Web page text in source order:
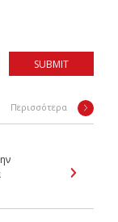
SUBMIT
Περισσότερα